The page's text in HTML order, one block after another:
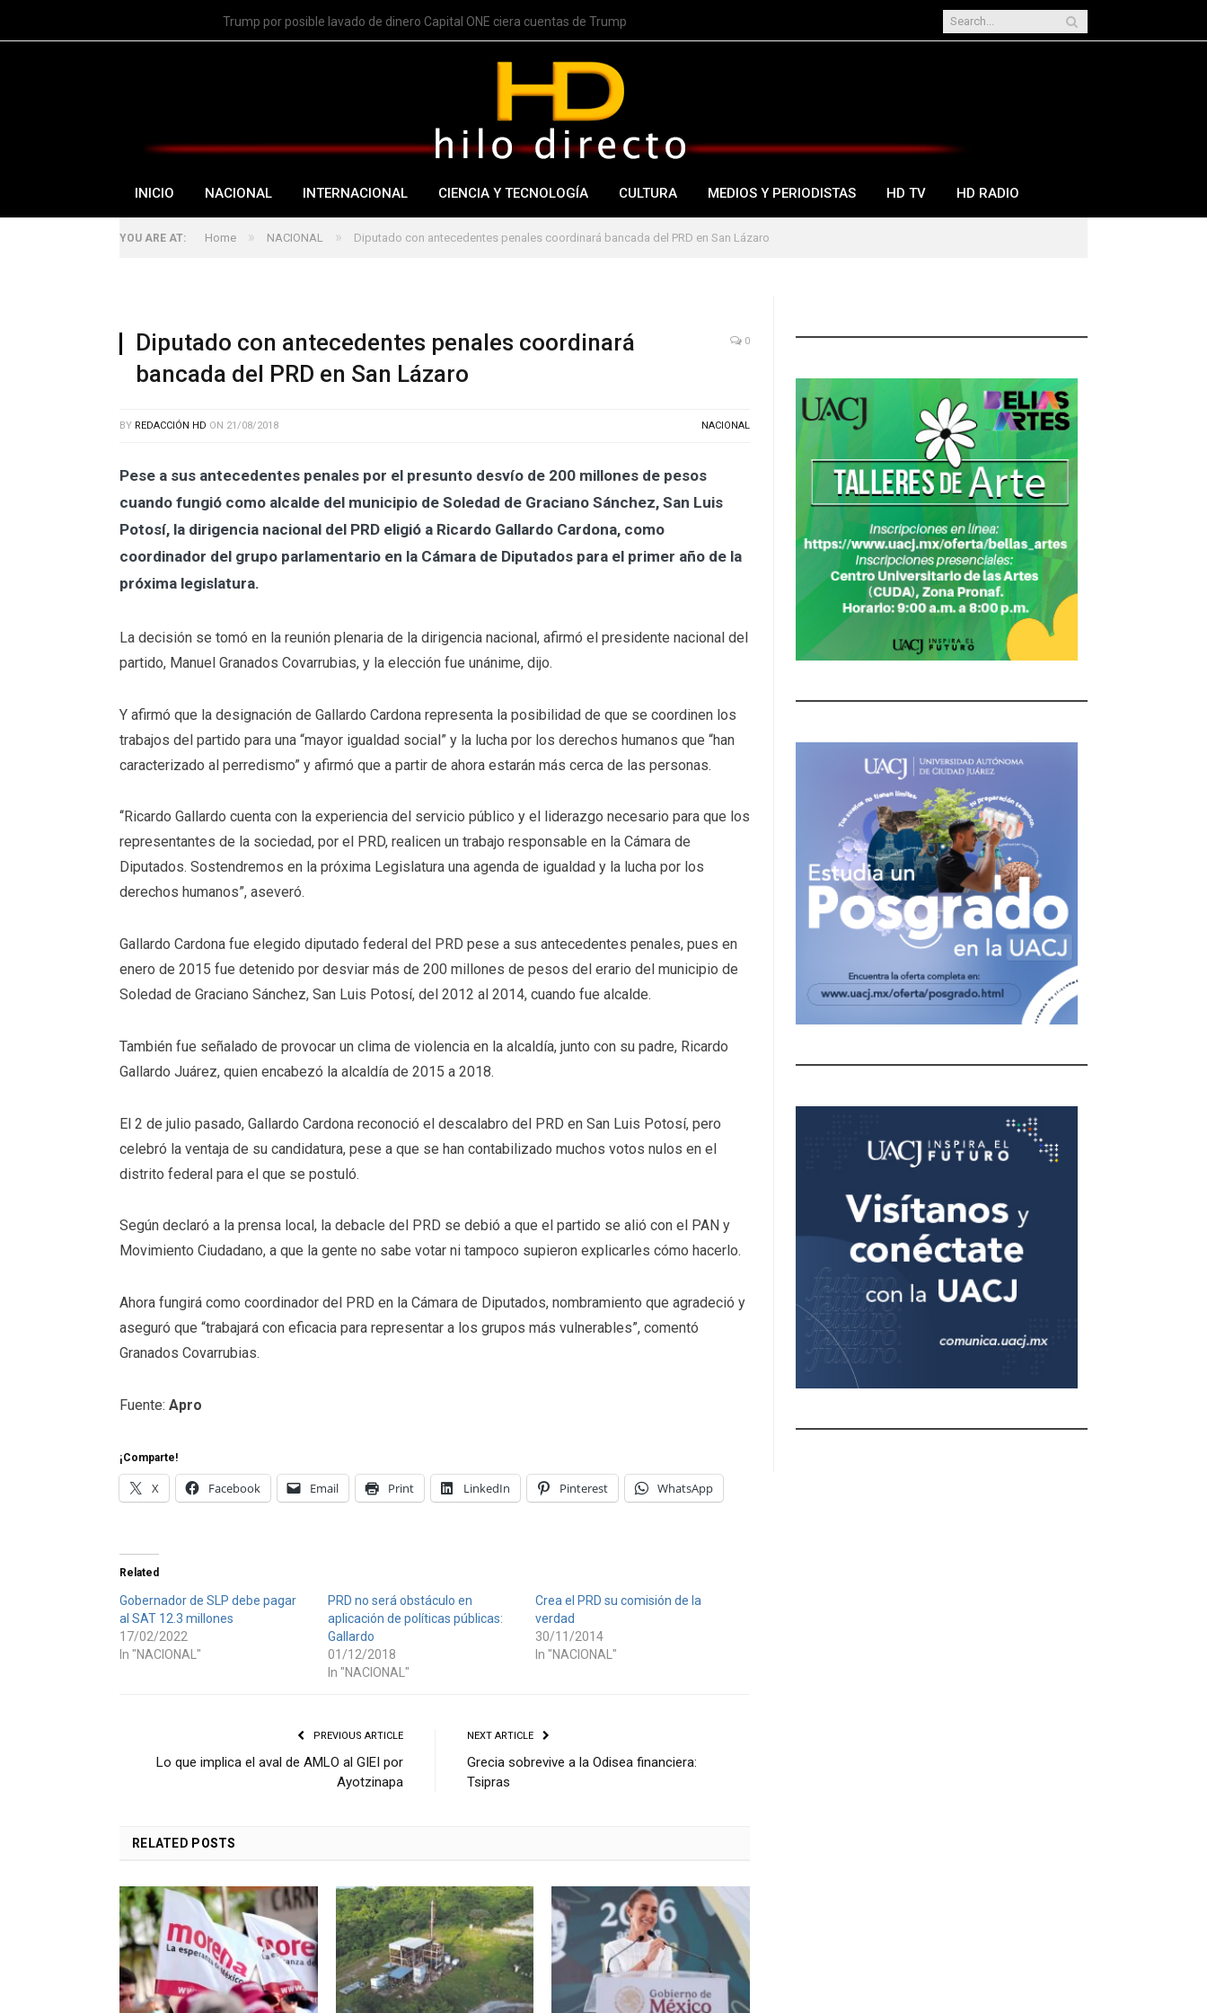
Trump por posible lavado de dinero Capital ONE ciera cuentas de Trump
INICIO NACIONAL INTERNACIONAL CIENCIA Y TECNOLOGÍA CULTURA MEDIOS Y PERIODISTAS HD TV HD RADIO
YOU ARE AT: Home » NACIONAL » Diputado con antecedentes penales coordinará bancada del PRD en San Lázaro
Diputado con antecedentes penales coordinará
bancada del PRD en San Lázaro
0
BY REDACCIÓN HD ON 21/08/2018 NACIONAL
Pese a sus antecedentes penales por el presunto desvío de 200 millones de pesos
cuando fungió como alcalde del municipio de Soledad de Graciano Sánchez, San Luis
Potosí, la dirigencia nacional del PRD eligió a Ricardo Gallardo Cardona, como
coordinador del grupo parlamentario en la Cámara de Diputados para el primer año de la
próxima legislatura.
La decisión se tomó en la reunión plenaria de la dirigencia nacional, afirmó el presidente nacional del
partido, Manuel Granados Covarrubias, y la elección fue unánime, dijo.
Y afirmó que la designación de Gallardo Cardona representa la posibilidad de que se coordinen los
trabajos del partido para una “mayor igualdad social” y la lucha por los derechos humanos que “han
caracterizado al perredismo” y afirmó que a partir de ahora estarán más cerca de las personas.
‘‘Ricardo Gallardo cuenta con la experiencia del servicio público y el liderazgo necesario para que los
representantes de la sociedad, por el PRD, realicen un trabajo responsable en la Cámara de
Diputados. Sostendremos en la próxima Legislatura una agenda de igualdad y la lucha por los
derechos humanos”, aseveró.
Gallardo Cardona fue elegido diputado federal del PRD pese a sus antecedentes penales, pues en
enero de 2015 fue detenido por desviar más de 200 millones de pesos del erario del municipio de
Soledad de Graciano Sánchez, San Luis Potosí, del 2012 al 2014, cuando fue alcalde.
También fue señalado de provocar un clima de violencia en la alcaldía, junto con su padre, Ricardo
Gallardo Juárez, quien encabezó la alcaldía de 2015 a 2018.
El 2 de julio pasado, Gallardo Cardona reconoció el descalabro del PRD en San Luis Potosí, pero
celebró la ventaja de su candidatura, pese a que se han contabilizado muchos votos nulos en el
distrito federal para el que se postuló.
Según declaró a la prensa local, la debacle del PRD se debió a que el partido se alió con el PAN y
Movimiento Ciudadano, a que la gente no sabe votar ni tampoco supieron explicarles cómo hacerlo.
Ahora fungirá como coordinador del PRD en la Cámara de Diputados, nombramiento que agradeció y
aseguró que “trabajará con eficacia para representar a los grupos más vulnerables”, comentó
Granados Covarrubias.
Fuente: Apro
¡Comparte!
X Facebook Email Print LinkedIn Pinterest WhatsApp
Related
Gobernador de SLP debe pagar
al SAT 12.3 millones
17/02/2022
In "NACIONAL"
PRD no será obstáculo en
aplicación de políticas públicas:
Gallardo
01/12/2018
In "NACIONAL"
Crea el PRD su comisión de la
verdad
30/11/2014
In "NACIONAL"
PREVIOUS ARTICLE
Lo que implica el aval de AMLO al GIEI por
Ayotzinapa
NEXT ARTICLE
Grecia sobrevive a la Odisea financiera:
Tsipras
RELATED POSTS